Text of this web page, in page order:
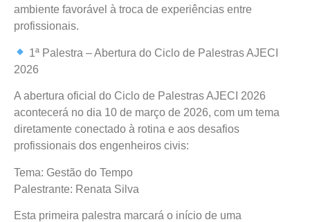
ambiente favorável à troca de experiências entre
profissionais.
1ª Palestra – Abertura do Ciclo de Palestras AJECI
2026
A abertura oficial do Ciclo de Palestras AJECI 2026
acontecerá no dia 10 de março de 2026, com um tema
diretamente conectado à rotina e aos desafios
profissionais dos engenheiros civis:
Tema: Gestão do Tempo
Palestrante: Renata Silva
Esta primeira palestra marcará o início de uma